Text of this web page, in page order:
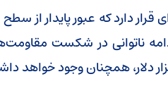
ناتوانی در شکست